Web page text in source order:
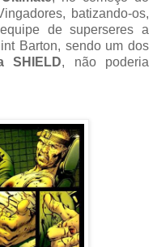
batizando-os,
de superseres a
Barton, sendo um dos
SHIELD, não poderia